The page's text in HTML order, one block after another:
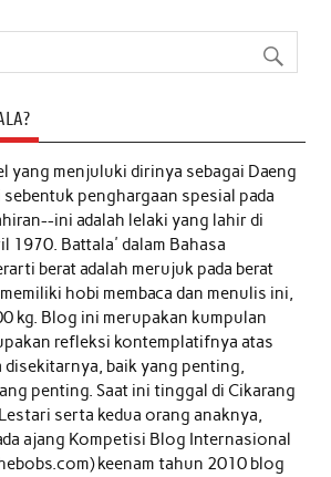
yang menjuluki dirinya sebagai Daeng
penghargaan spesial pada
ini adalah lelaki yang lahir di
1970. Battala' dalam Bahasa
berat adalah merujuk pada berat
hobi membaca dan menulis ini,
kg. Blog ini merupakan kumpulan
refleksi kontemplatifnya atas
disekitarnya, baik yang penting,
penting. Saat ini tinggal di Cikarang
serta kedua orang anaknya,
ajang Kompetisi Blog Internasional
keenam tahun 2010 blog